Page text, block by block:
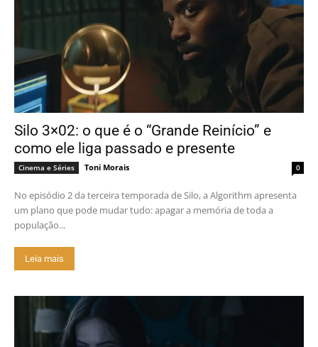
Silo 3×02: o que é o “Grande Reinício” e
como ele liga passado e presente
Cinema e Séries Toni Morais 0
No episódio 2 da terceira temporada de Silo, a Algorithm apresenta
um plano que pode mudar tudo: apagar a memória de toda a
população...
Leia mais